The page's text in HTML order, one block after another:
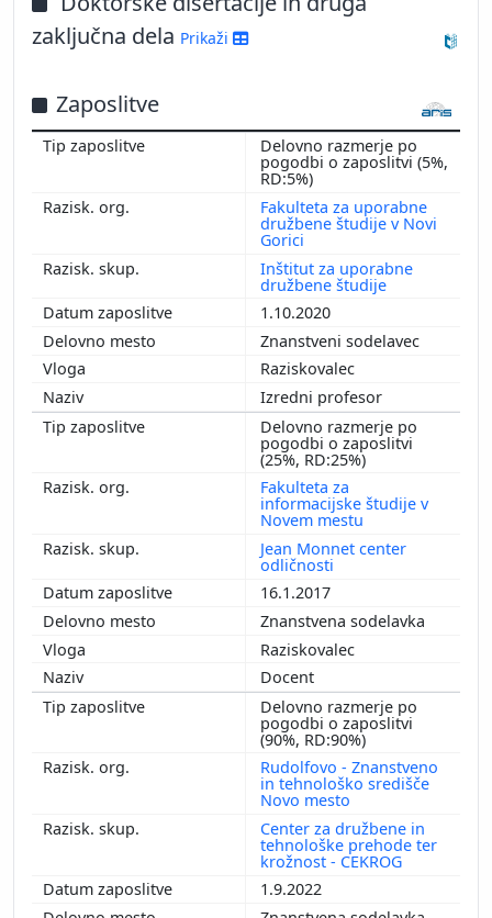
zaključna dela Prikaži
Zaposlitve
Delovno razmerje po
pogodbi o zaposlitvi (5%,
RD:5%)
Fakulteta za uporabne
družbene študije v Novi
Gorici
Inštitut za uporabne
družbene študije
1.10.2020
Znanstveni sodelavec
Raziskovalec
Izredni profesor
Delovno razmerje po
pogodbi o zaposlitvi
(25%, RD:25%)
Fakulteta za
informacijske študije v
Novem mestu
Jean Monnet center
odličnosti
16.1.2017
Znanstvena sodelavka
Raziskovalec
Docent
Delovno razmerje po
pogodbi o zaposlitvi
(90%, RD:90%)
Rudolfovo - Znanstveno
in tehnološko središče
Novo mesto
Center za družbene in
tehnološke prehode ter
krožnost - CEKROG
1.9.2022